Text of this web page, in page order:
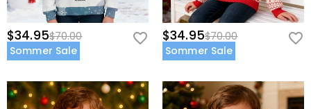
$34.95$70.00
Sommer Sale
$34.95$70.00
Sommer Sale